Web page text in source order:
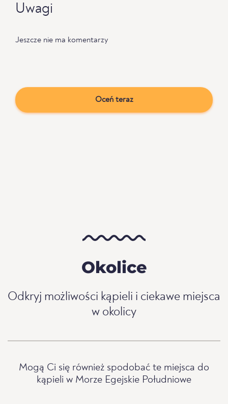
Uwagi
Jeszcze nie ma komentarzy
Oceń teraz
Okolice
Odkryj możliwości kąpieli i ciekawe miejsca
w okolicy
Mogą Ci się również spodobać te miejsca do
kąpieli w Morze Egejskie Południowe